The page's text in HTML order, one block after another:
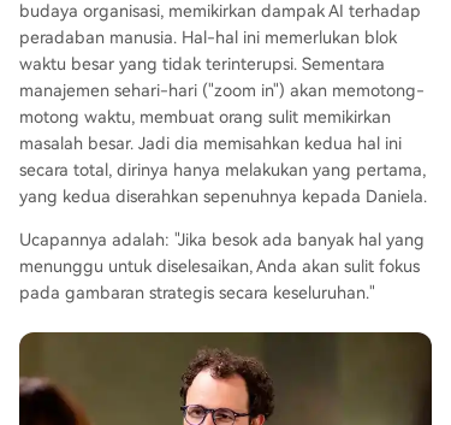
budaya organisasi, memikirkan dampak AI terhadap
peradaban manusia. Hal-hal ini memerlukan blok
waktu besar yang tidak terinterupsi. Sementara
manajemen sehari-hari ("zoom in") akan memotong-
motong waktu, membuat orang sulit memikirkan
masalah besar. Jadi dia memisahkan kedua hal ini
secara total, dirinya hanya melakukan yang pertama,
yang kedua diserahkan sepenuhnya kepada Daniela.
Ucapannya adalah: "Jika besok ada banyak hal yang
menunggu untuk diselesaikan, Anda akan sulit fokus
pada gambaran strategis secara keseluruhan."